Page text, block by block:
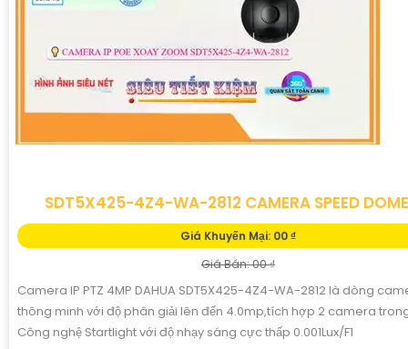
SDT5X425-4Z4-WA-2812 CAMERA SPEED
Giá Khuyến Mại: 00 ₫
Giá Bán: 00 ₫
Camera IP PTZ 4MP DAHUA SDT5X425-4Z4-WA-2812 là dòng
thông minh với độ phân giải lên đến 4.0mp,tích hợp 2 camera
Công nghệ Startlight với độ nhạy sáng cực thấp 0.001Lux/F1